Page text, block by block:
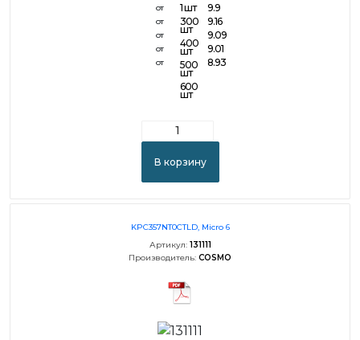
от
от
от
от
от
1 шт
300
шт
400
шт
500
шт
600
шт
9.9
9.16
9.09
9.01
8.93
В корзину
KPC357NT0CTLD, Micro 6
Артикул: 131111
Производитель: COSMO